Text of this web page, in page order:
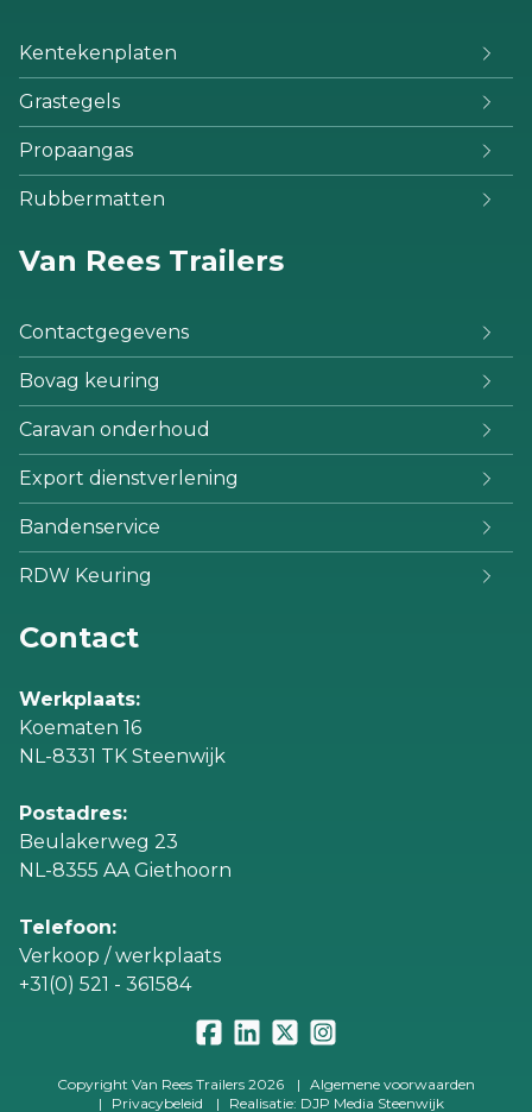
Kentekenplaten
Grastegels
Propaangas
Rubbermatten
Van Rees Trailers
Contactgegevens
Bovag keuring
Caravan onderhoud
Export dienstverlening
Bandenservice
RDW Keuring
Contact
Werkplaats:
Koematen 16
NL-8331 TK Steenwijk
Postadres:
Beulakerweg 23
NL-8355 AA Giethoorn
Telefoon:
Verkoop / werkplaats
+31(0) 521 - 361584
Copyright Van Rees Trailers 2026 | Algemene voorwaarden
|
Privacybeleid | Realisatie: DJP Media Steenwijk